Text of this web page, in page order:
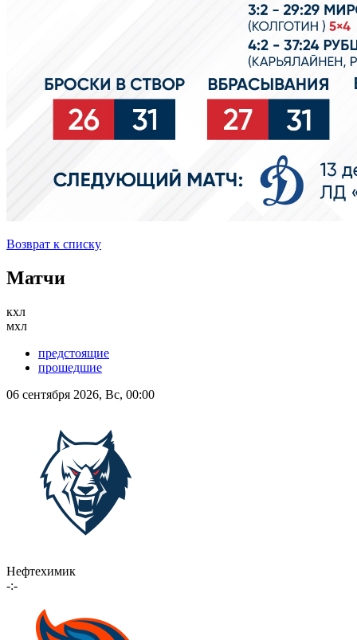
Возврат к списку
Матчи
кхл
мхл
предстоящие
прошедшие
06 сентября 2026, Вс, 00:00
Нефтехимик
-:-